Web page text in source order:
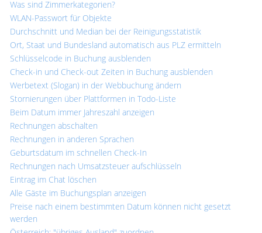
Was sind Zimmerkategorien?
WLAN-Passwort für Objekte
Durchschnitt und Median bei der Reinigungsstatistik
Ort, Staat und Bundesland automatisch aus PLZ ermitteln
Schlüsselcode in Buchung ausblenden
Check-in und Check-out Zeiten in Buchung ausblenden
Werbetext (Slogan) in der Webbuchung ändern
Stornierungen über Plattformen in Todo-Liste
Beim Datum immer Jahreszahl anzeigen
Rechnungen abschalten
Rechnungen in anderen Sprachen
Geburtsdatum im schnellen Check-In
Rechnungen nach Umsatzsteuer aufschlüsseln
Eintrag im Chat löschen
Alle Gäste im Buchungsplan anzeigen
Preise nach einem bestimmten Datum können nicht gesetzt
werden